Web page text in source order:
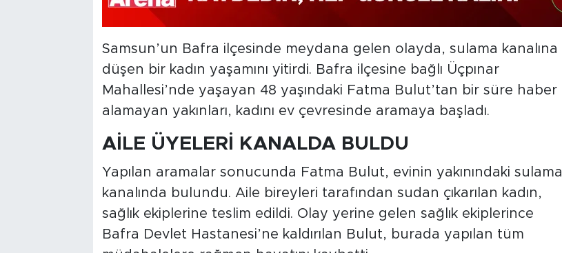
Samsun’un Bafra ilçesinde meydana gelen olayda, sulama kanalına
düşen bir kadın yaşamını yitirdi. Bafra ilçesine bağlı Üçpınar
Mahallesi’nde yaşayan 48 yaşındaki Fatma Bulut’tan bir süre haber
alamayan yakınları, kadını ev çevresinde aramaya başladı.
AİLE ÜYELERİ KANALDA BULDU
Yapılan aramalar sonucunda Fatma Bulut, evinin yakınındaki sulama
kanalında bulundu. Aile bireyleri tarafından sudan çıkarılan kadın,
sağlık ekiplerine teslim edildi. Olay yerine gelen sağlık ekiplerince
Bafra Devlet Hastanesi’ne kaldırılan Bulut, burada yapılan tüm